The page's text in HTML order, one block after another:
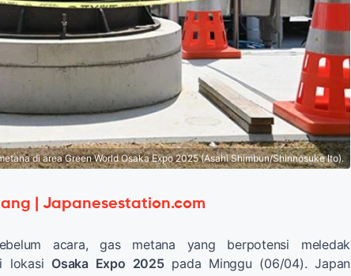
di area Green World Osaka Expo 2025 (Asahi Shimbun/Shinnosuke Ito).
| Japanesestation.com
acara, gas metana yang berpotensi meledak
lokasi Osaka Expo 2025pada Minggu (06/04). Japan